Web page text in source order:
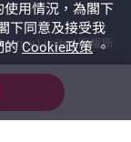
Limited 版權所
用情況，為閣下
下同意及接受我
的Cookie政策。